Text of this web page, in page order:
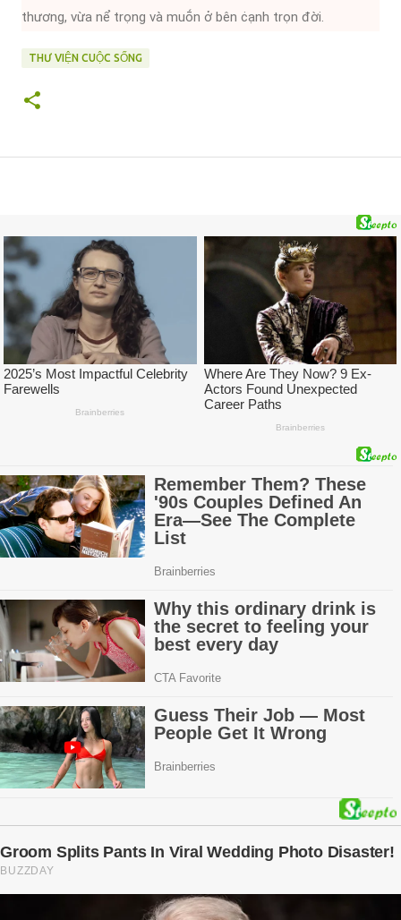
thương, vừa nể trọng và muṓn ở bên ċạnh trọn ᵭời.
THƯ VIỆN CUỘC SỐNG